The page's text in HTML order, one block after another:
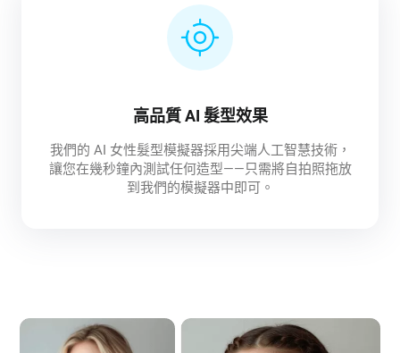
高品質 AI 髮型效果
我們的 AI 女性髮型模擬器採用尖端人工智慧技術，
讓您在幾秒鐘內測試任何造型——只需將自拍照拖放
到我們的模擬器中即可。